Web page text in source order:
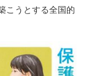
こうとする全国的